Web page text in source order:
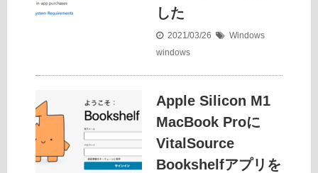
した
2021/03/26
Windows
windows
Apple Silicon M1
MacBook Proに
VitalSource
Bookshelfアプリを